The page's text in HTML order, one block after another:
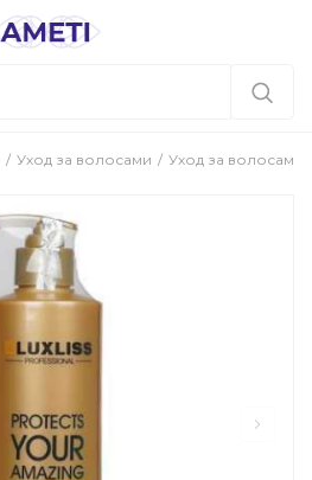
Уход за волосами Уход за волосами